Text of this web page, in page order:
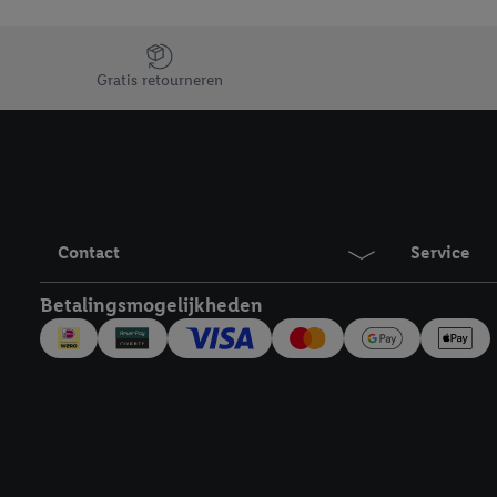
Jouw voordelen bij ons als Lidl webshop klant
Gratis retourneren
Contact Service
Betalingsmogelijkheden